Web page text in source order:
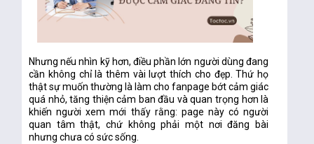
Nhưng nếu nhìn kỹ hơn, điều phần lớn người dùng đang
cần không chỉ là thêm vài lượt thích cho đẹp. Thứ họ
thật sự muốn thường là làm cho fanpage bớt cảm giác
quá nhỏ, tăng thiện cảm ban đầu và quan trọng hơn là
khiến người xem mới thấy rằng: page này có người
quan tâm thật, chứ không phải một nơi đăng bài
nhưng chưa có sức sống.